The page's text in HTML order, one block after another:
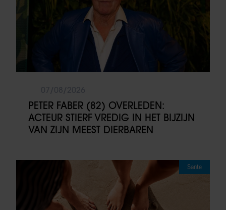
PETER FABER (82) OVERLEDEN:
ACTEUR STIERF VREDIG IN HET BIJZIJN
VAN ZIJN MEEST DIERBAREN
Sante